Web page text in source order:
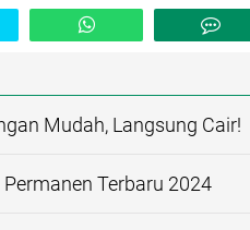
Mudah, Langsung Cair!
Terbaru 2024